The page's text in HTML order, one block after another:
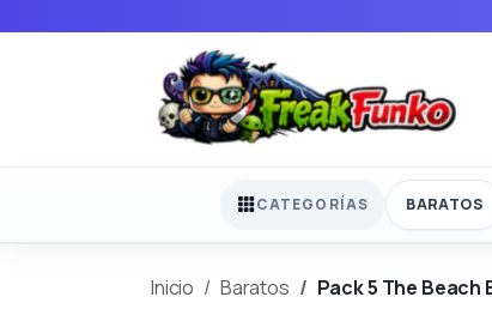
CATEGORÍAS BARATOS
Inicio Baratos Pack 5 The Beach